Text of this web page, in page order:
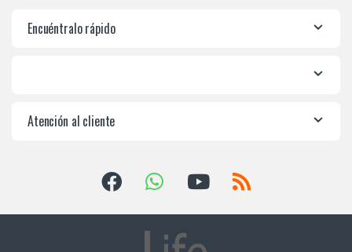
Encuéntralo rápido
Atención al cliente